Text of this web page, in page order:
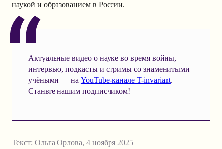
наукой и образованием в России.
Актуальные видео о науке во время войны,
интервью, подкасты и стримы со знаменитыми
учёными — на YouTube-канале T-invariant.
Станьте нашим подписчиком!
Текст: Ольга Орлова, 4 ноября 2025